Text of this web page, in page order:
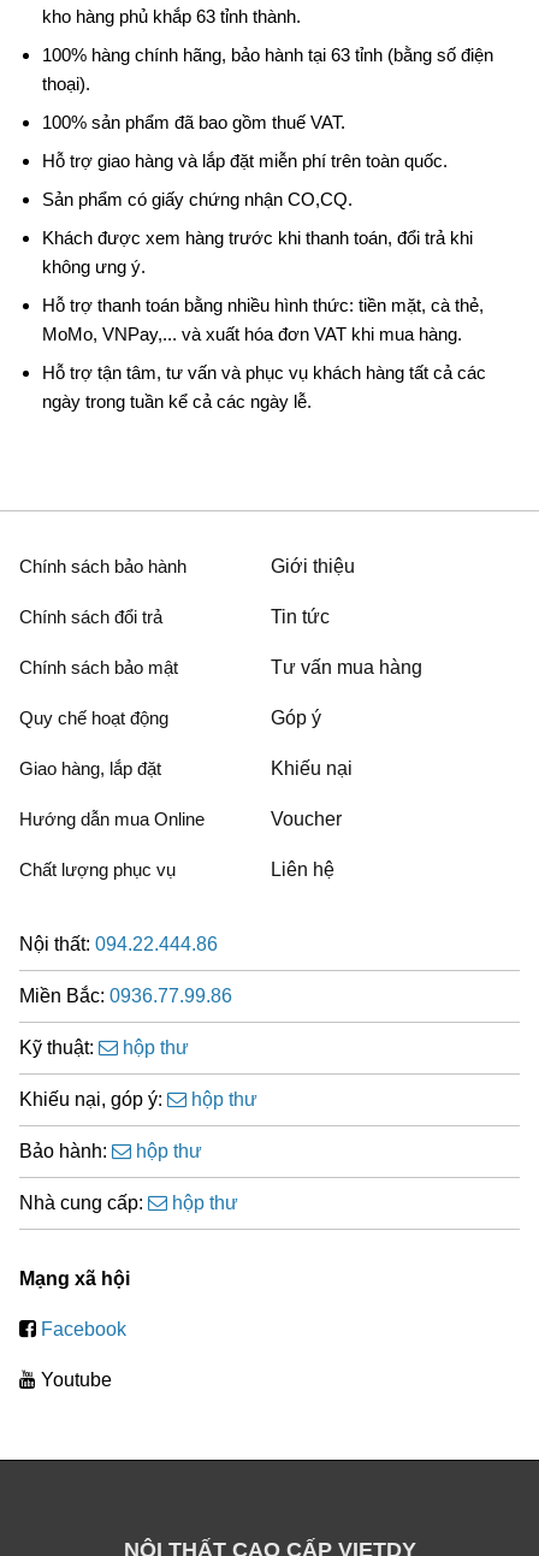
kho hàng phủ khắp 63 tỉnh thành.
100% hàng chính hãng, bảo hành tại 63 tỉnh (bằng số điện
thoại).
100% sản phẩm đã bao gồm thuế VAT.
Hỗ trợ giao hàng và lắp đặt miễn phí trên toàn quốc.
Sản phẩm có giấy chứng nhận CO,CQ.
Khách được xem hàng trước khi thanh toán, đổi trả khi
không ưng ý.
Hỗ trợ thanh toán bằng nhiều hình thức: tiền mặt, cà thẻ,
MoMo, VNPay,... và xuất hóa đơn VAT khi mua hàng.
Hỗ trợ tận tâm, tư vấn và phục vụ khách hàng tất cả các
ngày trong tuần kể cả các ngày lễ.
Chính sách bảo hành
Chính sách đổi trả
Chính sách bảo mật
Quy chế hoạt động
Giao hàng, lắp đặt
Hướng dẫn mua Online
Chất lượng phục vụ
Giới thiệu
Tin tức
Tư vấn mua hàng
Góp ý
Khiếu nại
Voucher
Liên hệ
Nội thất: 094.22.444.86
Miền Bắc: 0936.77.99.86
Kỹ thuật: hộp thư
Khiếu nại, góp ý: hộp thư
Bảo hành: hộp thư
Nhà cung cấp: hộp thư
Mạng xã hội
Facebook
Youtube
NỘI THẤT CAO CẤP VIETDY